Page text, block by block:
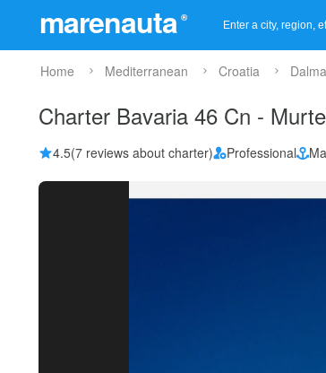
marenauta ®
Home Mediterranean Croatia
Charter Bavaria 46 Cn -
4.5(7 reviews about charter) Professional